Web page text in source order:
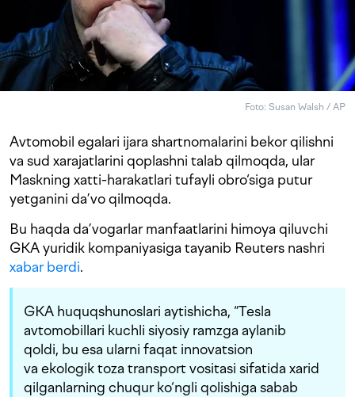
Foto: Susan Walsh / AP
Avtomobil egalari ijara shartnomalarini bekor qilishni
va sud xarajatlarini qoplashni talab qilmoqda, ular
Maskning xatti-harakatlari tufayli obro‘siga putur
yetganini da’vo qilmoqda.
Bu haqda da’vogarlar manfaatlarini himoya qiluvchi
GKA yuridik kompaniyasiga tayanib Reuters nashri
xabar berdi.
GKA huquqshunoslari aytishicha, “Tesla
avtomobillari kuchli siyosiy ramzga aylanib
qoldi, bu esa ularni faqat innovatsion
va ekologik toza transport vositasi sifatida xarid
qilganlarning chuqur ko‘ngli qolishiga sabab